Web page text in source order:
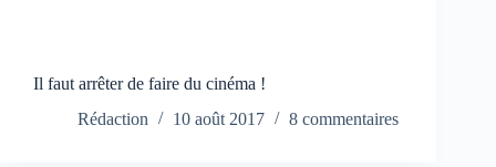
Il faut arrêter de faire du cinéma !
Rédaction
10 août 2017 8 commentaires